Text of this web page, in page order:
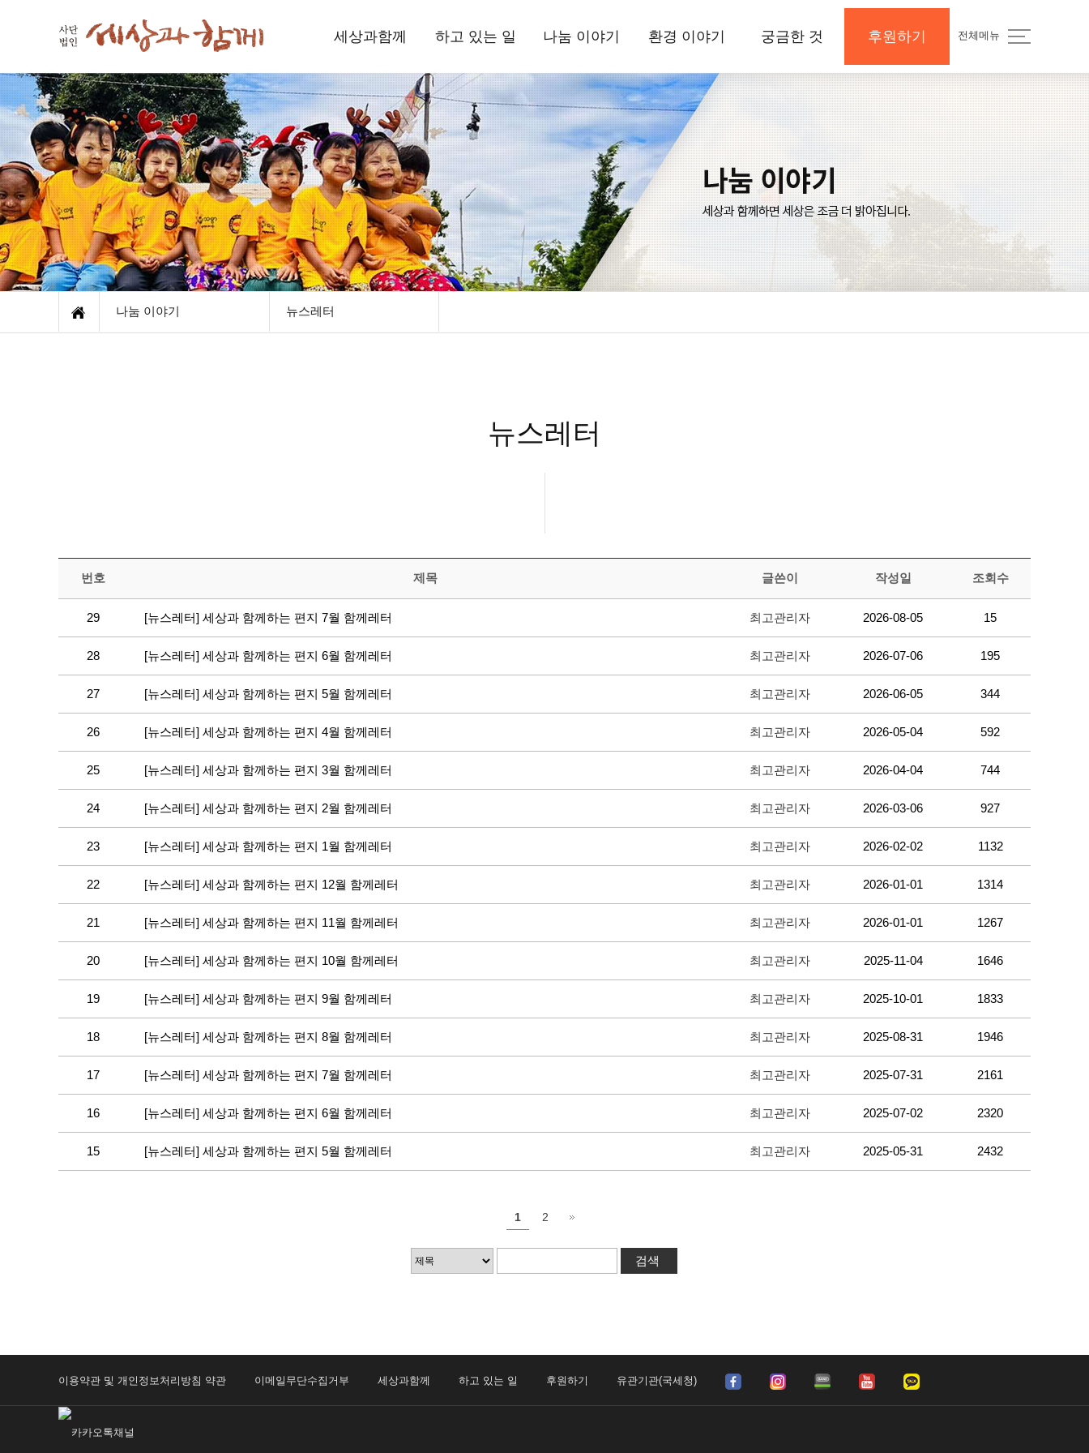
세상과함께
세상과함께
인사드립니다
함께하는 사람들
재정보고
오시는 길
하고 있는 일
국내사업
해외사업
환경사업
나눔 이야기
현장 소식
뉴스레터
정기간행물
기부소식
환경 이야기
삼보일배오체투지
환경상
활동 소식
자료실
삼보일배오체투지
자료실
궁금한 것
공지사항 및 Q&A
나의 후원내역
보도자료와 미디어
후원하기
후원하기
전체메뉴
나눔 이야기 뉴스레터
뉴스레터
번호 제목 글쓴이 작성일 조회수
29 [뉴스레터] 세상과 함께하는 편지 7월 함께레터 최고관리자 2026-08-05 15
28 [뉴스레터] 세상과 함께하는 편지 6월 함께레터 최고관리자 2026-07-06 195
27 [뉴스레터] 세상과 함께하는 편지 5월 함께레터 최고관리자 2026-06-05 344
26 [뉴스레터] 세상과 함께하는 편지 4월 함께레터 최고관리자 2026-05-04 592
25 [뉴스레터] 세상과 함께하는 편지 3월 함께레터 최고관리자 2026-04-04 744
24 [뉴스레터] 세상과 함께하는 편지 2월 함께레터 최고관리자 2026-03-06 927
23 [뉴스레터] 세상과 함께하는 편지 1월 함께레터 최고관리자 2026-02-02 1132
22 [뉴스레터] 세상과 함께하는 편지 12월 함께레터 최고관리자 2026-01-01 1314
21 [뉴스레터] 세상과 함께하는 편지 11월 함께레터 최고관리자 2026-01-01 1267
20 [뉴스레터] 세상과 함께하는 편지 10월 함께레터 최고관리자 2025-11-04 1646
19 [뉴스레터] 세상과 함께하는 편지 9월 함께레터 최고관리자 2025-10-01 1833
18 [뉴스레터] 세상과 함께하는 편지 8월 함께레터 최고관리자 2025-08-31 1946
17 [뉴스레터] 세상과 함께하는 편지 7월 함께레터 최고관리자 2025-07-31 2161
16 [뉴스레터] 세상과 함께하는 편지 6월 함께레터 최고관리자 2025-07-02 2320
15 [뉴스레터] 세상과 함께하는 편지 5월 함께레터 최고관리자 2025-05-31 2432
1 2
이용약관 및 개인정보처리방침 약관 이메일무단수집거부 세상과함께 하고 있는 일 후원하기 유관기관(국세청)